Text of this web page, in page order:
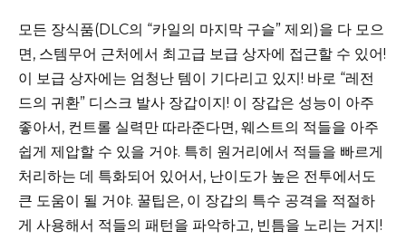
모든 장식품(DLC의 “카일의 마지막 구슬” 제외)을 다 모으
면, 스템무어 근처에서 최고급 보급 상자에 접근할 수 있어!
이 보급 상자에는 엄청난 템이 기다리고 있지! 바로 “레전
드의 귀환” 디스크 발사 장갑이지! 이 장갑은 성능이 아주
좋아서, 컨트롤 실력만 따라준다면, 웨스트의 적들을 아주
쉽게 제압할 수 있을 거야. 특히 원거리에서 적들을 빠르게
처리하는 데 특화되어 있어서, 난이도가 높은 전투에서도
큰 도움이 될 거야. 꿀팁은, 이 장갑의 특수 공격을 적절하
게 사용해서 적들의 패턴을 파악하고, 빈틈을 노리는 거지!